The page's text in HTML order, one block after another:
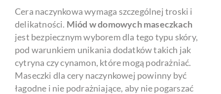
Cera naczynkowa wymaga szczególnej troski i
delikatności. Miód w domowych maseczkach
jest bezpiecznym wyborem dla tego typu skóry,
pod warunkiem unikania dodatków takich jak
cytryna czy cynamon, które mogą podrażniać.
Maseczki dla cery naczynkowej powinny być
łagodne i nie podrażniające, aby nie pogarszać